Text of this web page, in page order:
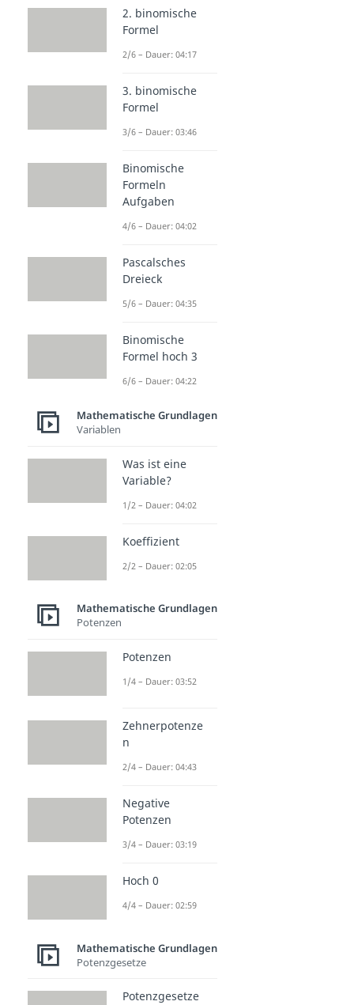
2. binomische
Formel
2/6 – Dauer: 04:17
3. binomische
Formel
3/6 – Dauer: 03:46
Binomische
Formeln
Aufgaben
4/6 – Dauer: 04:02
Pascalsches
Dreieck
5/6 – Dauer: 04:35
Binomische
Formel hoch 3
6/6 – Dauer: 04:22
Mathematische Grundlagen
Variablen
Was ist eine
Variable?
1/2 – Dauer: 04:02
Koeffizient
2/2 – Dauer: 02:05
Mathematische Grundlagen
Potenzen
Potenzen
1/4 – Dauer: 03:52
Zehnerpotenze
n
2/4 – Dauer: 04:43
Negative
Potenzen
3/4 – Dauer: 03:19
Hoch 0
4/4 – Dauer: 02:59
Mathematische Grundlagen
Potenzgesetze
Potenzgesetze